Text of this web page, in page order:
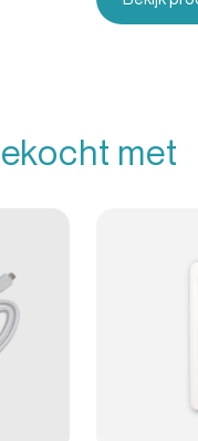
leden,
onze service en de
met